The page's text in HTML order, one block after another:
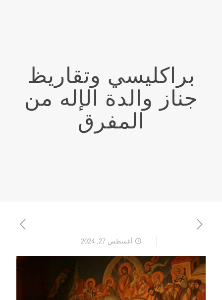
براكليسي وتقاريظ
جناز والدة الإله من
المفرق
أغسطس 27, 2024